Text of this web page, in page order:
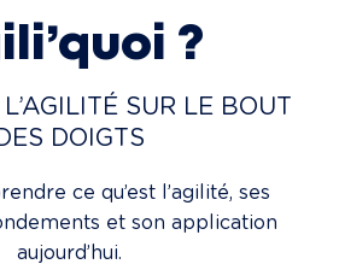
?
SUR LE BOUT
DOIGTS
ce qu’est l’agilité, ses
et son application
aujourd’hui.